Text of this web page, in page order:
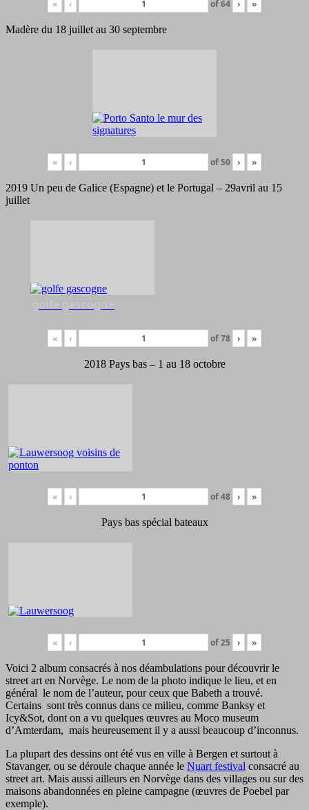
« ‹ of64 › »
Madère du 18 juillet au 30 septembre
« ‹ of50 › »
2019 Un peu de Galice (Espagne) et le Portugal – 29avril au 15
juillet
golfe gascogne
« ‹ of78 › »
2018 Pays bas – 1 au 18 octobre
« ‹ of48 › »
Pays bas spécial bateaux
« ‹ of25 › »
Voici 2 album consacrés à nos déambulations pour découvrir le
street art en Norvège. Le nom de la photo indique le lieu, et en
général le nom de l’auteur, pour ceux que Babeth a trouvé.
Certains sont très connus dans ce milieu, comme Banksy et
Icy&Sot, dont on a vu quelques œuvres au Moco museum
d’Amterdam, mais heureusement il y a aussi beaucoup d’inconnus.
La plupart des dessins ont été vus en ville à Bergen et surtout à
Stavanger, ou se déroule chaque année le Nuart festival consacré au
street art. Mais aussi ailleurs en Norvège dans des villages ou sur des
maisons abandonnées en pleine campagne (œuvres de Poebel par
exemple).